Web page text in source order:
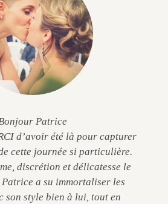
Patrice
d’avoir été là pour capturer
cette journée si particulière.
discrétion et délicatesse le
a su immortaliser les
son style bien à lui, tout en